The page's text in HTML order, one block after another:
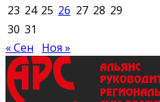
23 24 25 26 27 28 29
30 31
« Сен
Ноя »